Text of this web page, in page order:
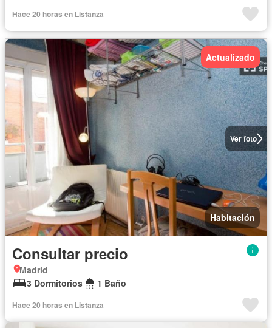
Hace 20 horas en Listanza
Ver foto
Actualizado
Habitación
Consultar precio
Madrid
3 Dormitorios
1 Baño
Hace 20 horas en Listanza